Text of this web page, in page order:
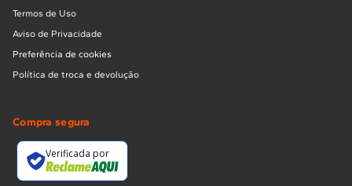
Termos de Uso
Aviso de Privacidade
Preferência de cookies
Política de troca e devolução
Compra segura
Verificada por